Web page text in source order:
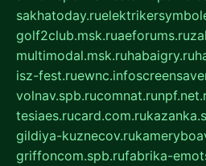
sakhatoday.ru
golf2club.msk.ruaeforums.ru
multimodal.msk.ruhabaigry.ru
isz-fest.ruewnc.info
volnav.spb.rucomnat.ru
tesiaes.rucard.com.ru
gildiya-kuznecov.ru
griffoncom.spb.rufabrika-